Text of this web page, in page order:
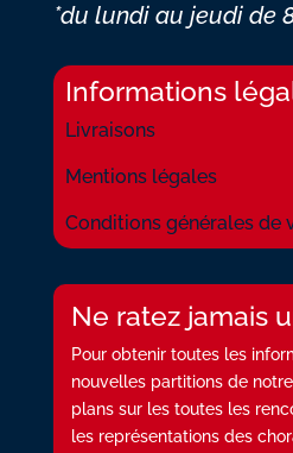
*du lundi au jeudi de
Informations
Livraisons
Mentions légales
Conditions générales de
Ne ratez jamais
Pour obtenir toutes les
nouvelles partitions de
plans sur les toutes les
les représentations des